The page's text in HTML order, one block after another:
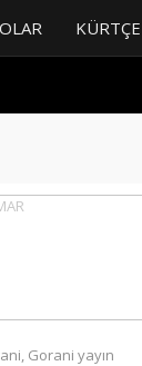
Gorani yayın